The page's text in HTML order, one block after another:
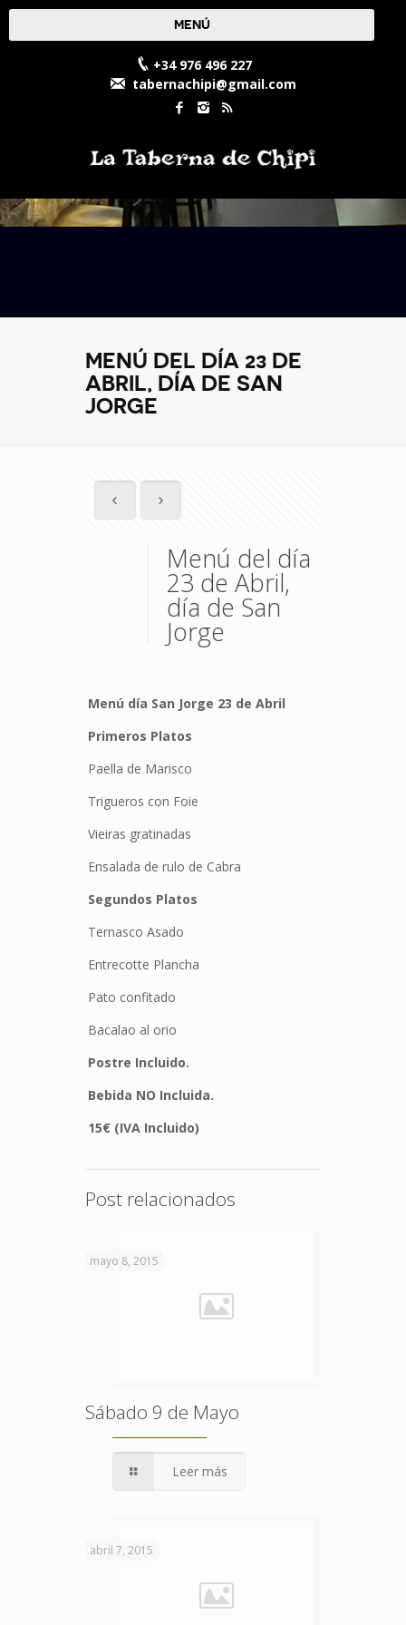
+34 976 496 227
tabernachipi@gmail.com
MENÚ
MENÚ DEL DÍA 23 DE
ABRIL, DÍA DE SAN
JORGE
Menú del día
23 de Abril,
día de San
Jorge
Menú día San Jorge 23 de Abril
Primeros Platos
Paella de Marisco
Trigueros con Foie
Vieiras gratinadas
Ensalada de rulo de Cabra
Segundos Platos
Ternasco Asado
Entrecotte Plancha
Pato confitado
Bacalao al orio
Postre Incluido.
Bebida NO Incluida.
15€ (IVA Incluido)
Post relacionados
mayo 8, 2015
Sábado 9 de Mayo
Leer más
abril 7, 2015